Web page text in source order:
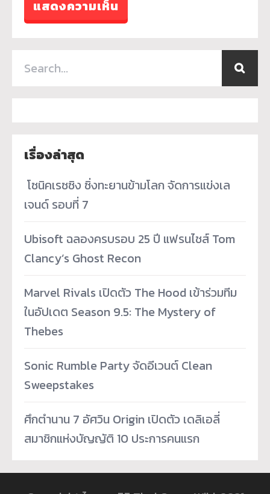
เรื่องล่าสุด
­ โซนิคเรซซิง ซิ่งทะยานข้ามโลก จัดการแข่งเล
เจนด์ รอบที่ 7
Ubisoft ฉลองครบรอบ 25 ปี แฟรนไชส์ Tom
Clancy’s Ghost Recon
Marvel Rivals เปิดตัว The Hood เข้าร่วมทีม
ในอัปเดต Season 9.5: The Mystery of
Thebes
Sonic Rumble Party จัดอีเวนต์ Clean
Sweepstakes
ศึกตำนาน 7 อัศวิน Origin เปิดตัว เดลิเอลี่
สมาชิกแห่งบัญญัติ 10 ประการคนแรก